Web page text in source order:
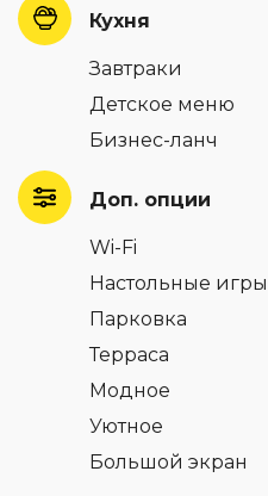
Кухня
Завтраки
Детское меню
Бизнес-ланч
Доп. опции
Wi-Fi
Настольные игры
Парковка
Терраса
Модное
Уютное
Большой экран